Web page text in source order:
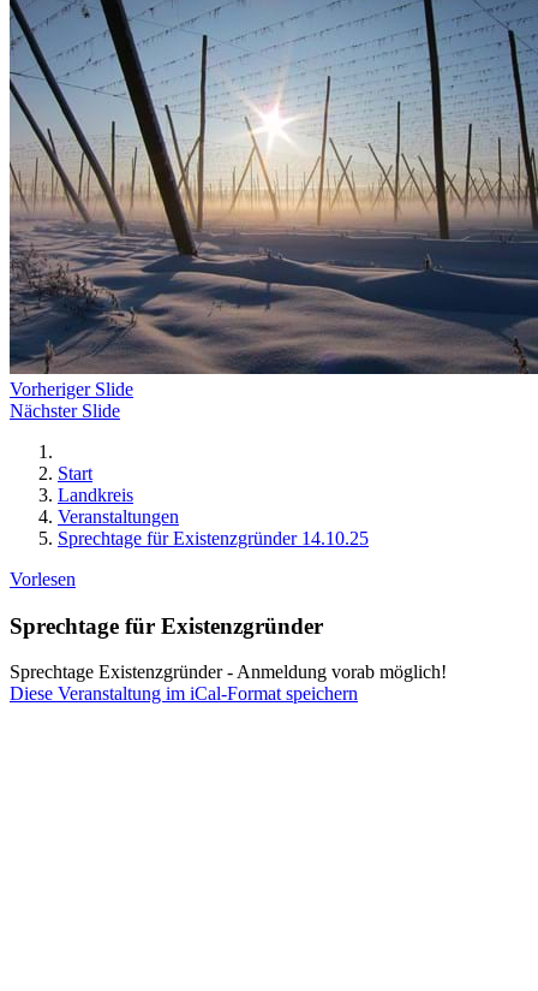
Vorheriger Slide
Nächster Slide
Start
Landkreis
Veranstaltungen
Sprechtage für Existenzgründer 14.10.25
Vorlesen
Sprechtage für Existenzgründer
Sprechtage Existenzgründer - Anmeldung vorab möglich!
Diese Veranstaltung im iCal-Format speichern